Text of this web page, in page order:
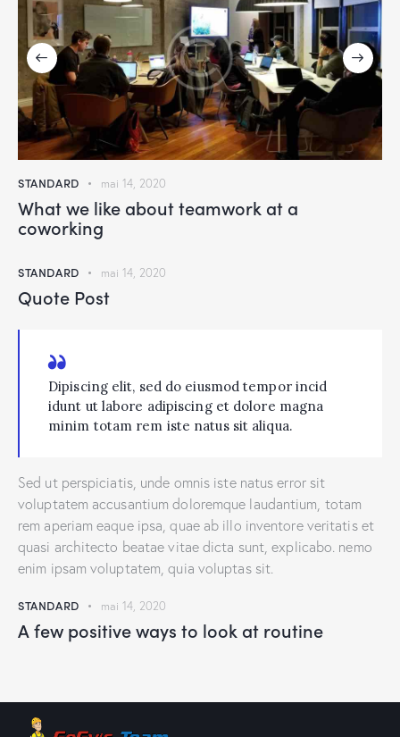
STANDARD mai 14, 2020
What we like about teamwork at a
coworking
STANDARD mai 14, 2020
Quote Post
Dipiscing elit, sed do eiusmod tempor incid
idunt ut labore adipiscing et dolore magna
minim totam rem iste natus sit aliqua.
Sed ut perspiciatis, unde omnis iste natus error sit
voluptatem accusantium doloremque laudantium, totam
rem aperiam eaque ipsa, quae ab illo inventore veritatis et
quasi architecto beatae vitae dicta sunt, explicabo. nemo
enim ipsam voluptatem, quia voluptas sit.
STANDARD mai 14, 2020
A few positive ways to look at routine